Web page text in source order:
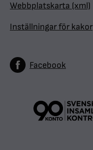
Webbplatskarta (xml)
Inställningar för kakor
Facebook